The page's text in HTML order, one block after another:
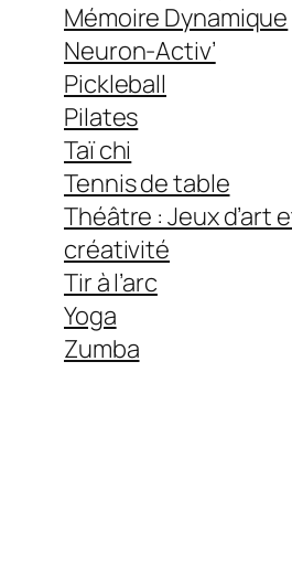
Mémoire Dynamique
Neuron-Activ’
Pickleball
Pilates
Taï chi
Tennis de table
Théâtre : Jeux d’art
créativité
Tir à l’arc
Yoga
Zumba